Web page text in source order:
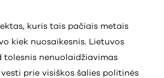
kuris tais pačiais metais
kiek nuosaikesnis. Lietuvos
tolesnis nenuolaidžiavimas
prie visiškos šalies politinės